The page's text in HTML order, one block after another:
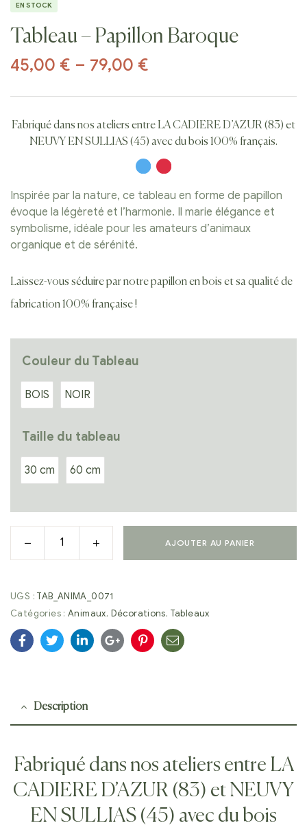
EN STOCK
Tableau – Papillon Baroque
45,00 € – 79,00 €
Fabriqué dans nos ateliers entre LA CADIERE D’AZUR (83) et
NEUVY EN SULLIAS (45) avec du bois 100% français.
Inspirée par la nature, ce tableau en forme de papillon
évoque la légèreté et l’harmonie. Il marie élégance et
symbolisme, idéale pour les amateurs d’animaux
organique et de sérénité.
Laissez-vous séduire par notre papillon en bois et sa qualité de
fabrication 100% française !
Couleur du Tableau
BOIS NOIR
Taille du tableau
30 cm 60 cm
AJOUTER AU PANIER
UGS : TAB_ANIMA_0071
Catégories :Animaux, Décorations, Tableaux
Facebook
TwitterLinkedinGoogle+Pinterest
E-
Description
Fabriqué dans nos ateliers entre LA
CADIERE D’AZUR (83) et NEUVY
EN SULLIAS (45) avec du bois